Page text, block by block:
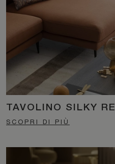
TAVOLINO SILKY
SCOPRI DI PIÙ